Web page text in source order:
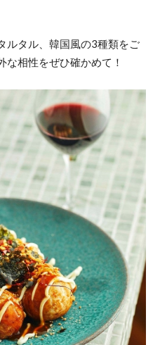
ルタル、韓国風の3種類をご
な相性をぜひ確かめて！